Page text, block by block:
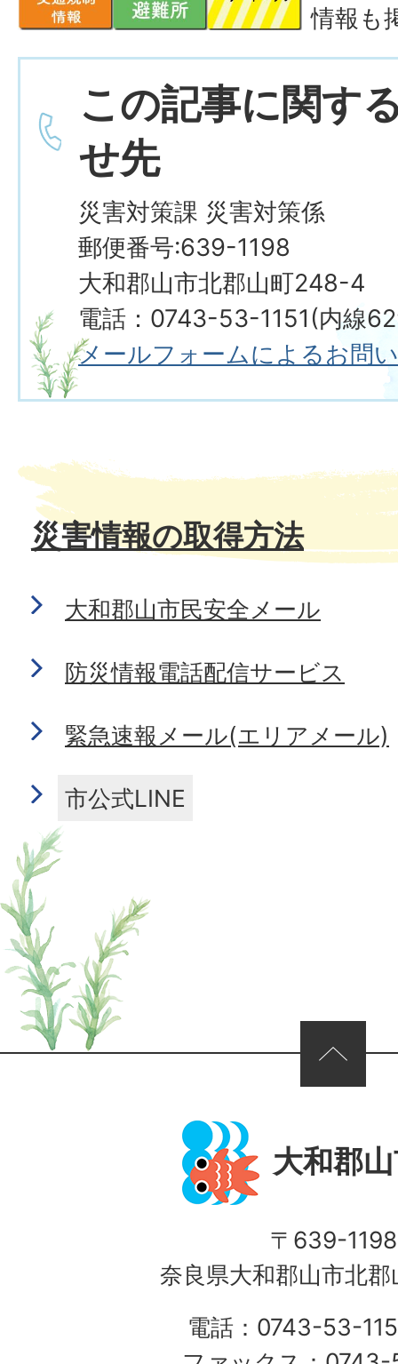
情報も
この記事に関す
せ先
災害対策課 災害対策係
郵便番号:639-1198
大和郡山市北郡山町248-4
電話：0743-53-1151(内線
メールフォームによるお問
災害情報の取得方法
大和郡山市民安全メール
防災情報電話配信サービス
緊急速報メール(エリアメール)
市公式LINE
ページの先頭へ
大和郡
〒639-1198
奈良県大和郡山市北
電話：0743-53-